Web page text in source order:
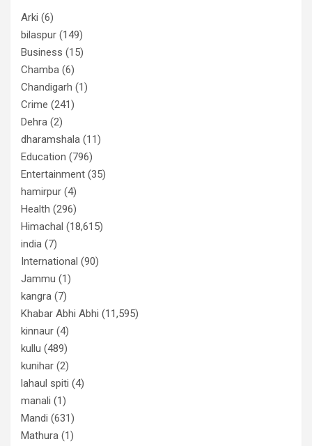
Arki (6)
bilaspur (149)
Business (15)
Chamba (6)
Chandigarh (1)
Crime (241)
Dehra (2)
dharamshala (11)
Education (796)
Entertainment (35)
hamirpur (4)
Health (296)
Himachal (18,615)
india (7)
International (90)
Jammu (1)
kangra (7)
Khabar Abhi Abhi (11,595)
kinnaur (4)
kullu (489)
kunihar (2)
lahaul spiti (4)
manali (1)
Mandi (631)
Mathura (1)